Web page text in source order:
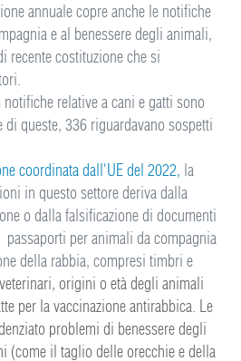
annuale copre anche le notifiche
e al benessere degli animali,
recente costituzione che si
relative a cani e gatti sono
di queste, 336 riguardavano sospetti
coordinata dall'UE del 2022, la
in questo settore deriva dalla
o dalla falsificazione di documenti
per animali da compagnia
della rabbia, compresi timbri e
veterinari, origini o età degli animali
per la vaccinazione antirabbica. Le
problemi di benessere degli
(come il taglio delle orecchie e della